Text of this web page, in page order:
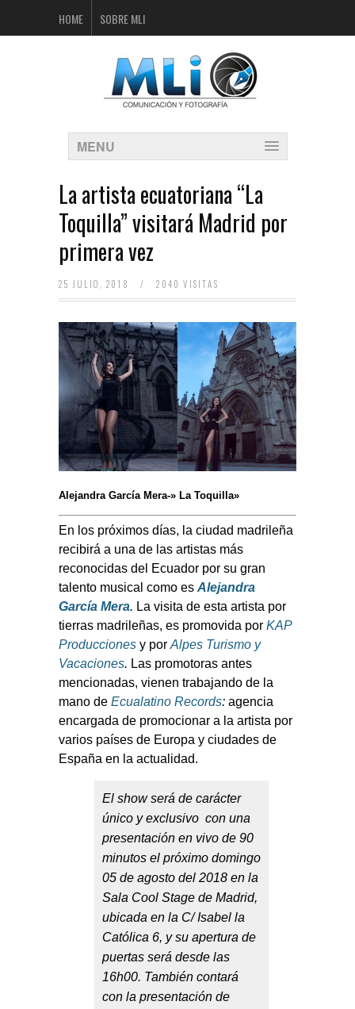
HOME SOBRE MLI
MENU
La artista ecuatoriana “La
Toquilla” visitará Madrid por
primera vez
25 JULIO, 2018 / 2040 VISITAS
Alejandra García Mera-» La Toquilla»
En los próximos días, la ciudad madrileña
recibirá a una de las artistas más
reconocidas del Ecuador por su gran
talento musical como es Alejandra
García Mera. La visita de esta artista por
tierras madrileñas, es promovida por KAP
Producciones y por Alpes Turismo y
Vacaciones. Las promotoras antes
mencionadas, vienen trabajando de la
mano de Ecualatino Records: agencia
encargada de promocionar a la artista por
varios países de Europa y ciudades de
España en la actualidad.
El show será de carácter
único y exclusivo con una
presentación en vivo de 90
minutos el próximo domingo
05 de agosto del 2018 en la
Sala Cool Stage de Madrid,
ubicada en la C/ Isabel la
Católica 6, y su apertura de
puertas será desde las
16h00. También contará
con la presentación de